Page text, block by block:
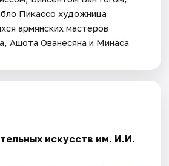
Пикассо художница
армянских мастеров
Ашота Ованесяна и Минаса
искусств им. И.И.